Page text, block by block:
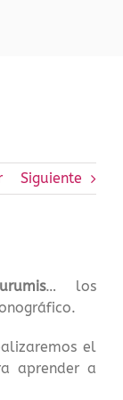
Siguiente
… los
el
aprender a